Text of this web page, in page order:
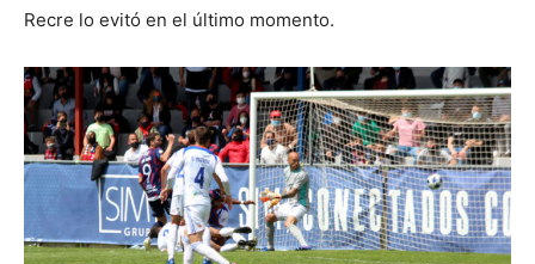
Recre lo evitó en el último momento.